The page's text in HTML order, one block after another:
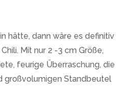
hätte, dann wäre es definitiv
Mit nur 2 -3 cm Größe,
feurige Überraschung, die
großvolumigen Standbeutel